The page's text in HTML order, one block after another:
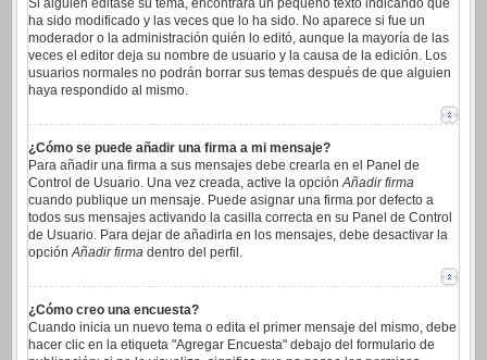
Si alguien editase su tema, encontrará un pequeño texto indicando que
ha sido modificado y las veces que lo ha sido. No aparece si fue un
moderador o la administración quién lo editó, aunque la mayoría de las
veces el editor deja su nombre de usuario y la causa de la edición. Los
usuarios normales no podrán borrar sus temas después de que alguien
haya respondido al mismo.
¿Cómo se puede añadir una firma a mi mensaje?
Para añadir una firma a sus mensajes debe crearla en el Panel de
Control de Usuario. Una vez creada, active la opciónAñadir firma
cuando publique un mensaje. Puede asignar una firma por defecto a
todos sus mensajes activando la casilla correcta en su Panel de Control
de Usuario. Para dejar de añadirla en los mensajes, debe desactivar la
opciónAñadir firma dentro del perfil.
¿Cómo creo una encuesta?
Cuando inicia un nuevo tema o edita el primer mensaje del mismo, debe
hacer clic en la etiqueta "Agregar Encuesta" debajo del formulario de